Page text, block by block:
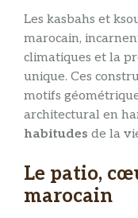
Les kasbahs et
marocain,
climatiques et la
unique. Ces
motifs
architectural en
habitudes de la
Le patio,
marocain